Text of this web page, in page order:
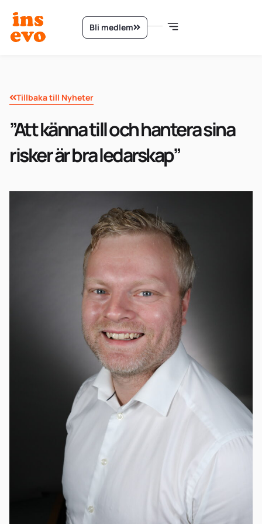
Bli medlem
Tillbaka till Nyheter
”Att känna till och hantera sina
risker är bra ledarskap”